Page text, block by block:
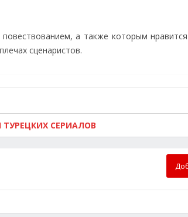
а также которым
сценаристов.
ТУРЕЦКИХ СЕРИАЛОВ